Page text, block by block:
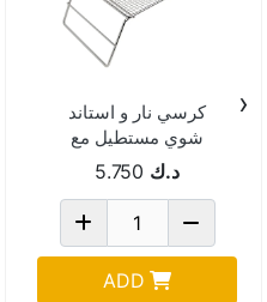
كرسي نار و استاند
شوي مستطيل مع
جراب 50*47سم
2092B
د.ك 5.750
ADD
‹